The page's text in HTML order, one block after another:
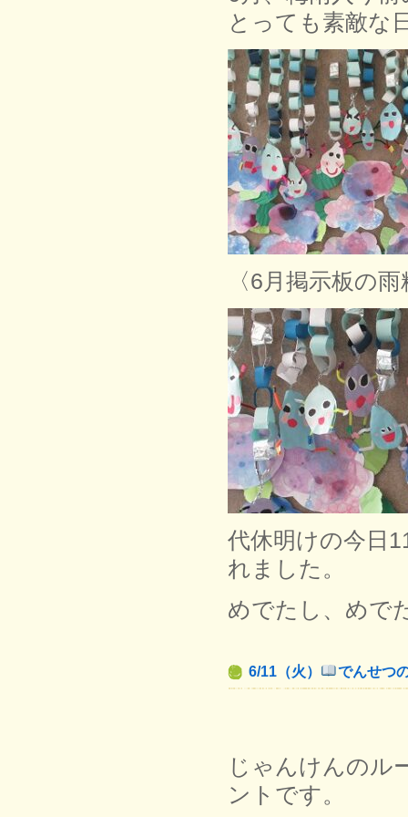
とっても素敵な
〈6月掲示板の
代休明けの今日
れました。
めでたし、めで
6/11（火） でんせつ
じゃんけんのル
ントです。